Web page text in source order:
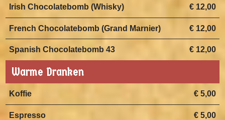
€ 12,00
Irish Chocolatebomb (Whisky)
€ 12,00
French Chocolatebomb (Grand Marnier)
€ 12,00
Spanish Chocolatebomb 43
Warme Dranken
€ 5,00
Koffie
€ 5,00
Espresso